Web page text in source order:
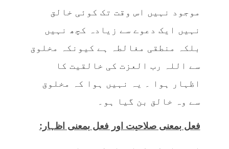
موجود نہیں اس وقت تک کوئی خالق
نہیں ایک دعوے سے زیادہ کچھ نہیں
بلکہ منطقی مغالطہ ہے کیونکہ مخلوق
سے اللہ رب العزت کی خالقیت کا
اظہار ہوا ۔ یہ نہیں ہوا کہ مخلوق
سے وہ خالق بن گیا ہو۔
فعل بمعنی صلاحیت اور فعل بمعنی اظہار: